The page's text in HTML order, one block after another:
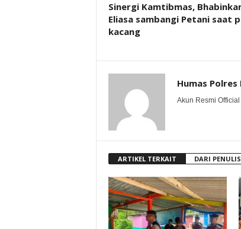
Sinergi Kamtibmas,
Eliasa sambangi Petani saat
kacang
Humas
Akun Resmi
ARTIKEL TERKAIT DARI PENULIS